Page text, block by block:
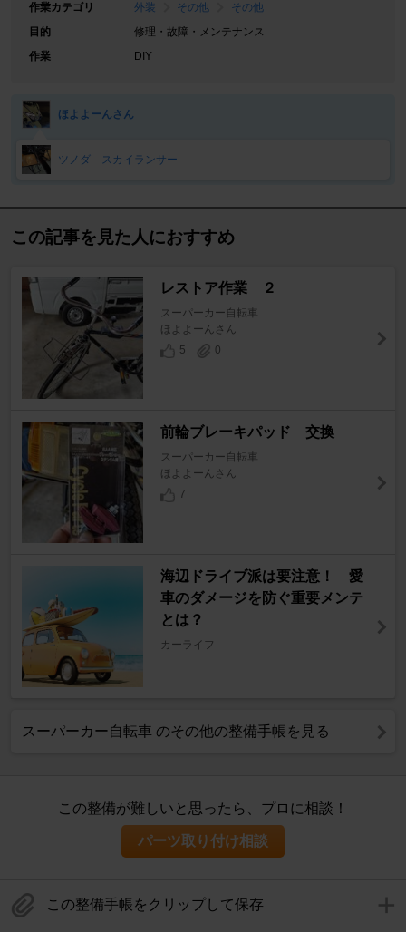
作業カテゴリ
外装 その他
その他
目的
修理・故障・メンテナンス
作業
DIY
ほよよーんさん
ツノダ スカイランサー
この記事を見た人におすすめ
レストア作業 ２
スーパーカー自転車
ほよよーんさん
5
0
前輪ブレーキパッド 交換
スーパーカー自転車
ほよよーんさん
7
海辺ドライブ派は要注意！ 愛
車のダメージを防ぐ重要メンテ
とは？
カーライフ
スーパーカー自転車 のその他の整備手帳を見る
この整備が難しいと思ったら、プロに相談！
パーツ取り付け相談
この整備手帳をクリップして保存